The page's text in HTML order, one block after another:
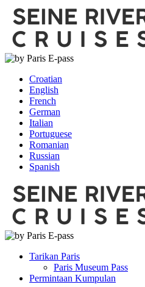
Croatian
English
French
German
Italian
Portuguese
Romanian
Russian
Spanish
Tarikan Paris
Paris Museum Pass
Permintaan Kumpulan